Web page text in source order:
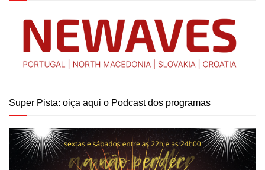
Super Pista: oiça aqui o Podcast dos programas